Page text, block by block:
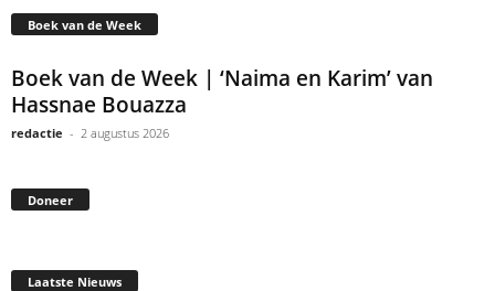
Boek van de Week
Boek van de Week | ‘Naima en Karim’ van
Hassnae Bouazza
redactie - 2 augustus 2026
Doneer
Laatste Nieuws